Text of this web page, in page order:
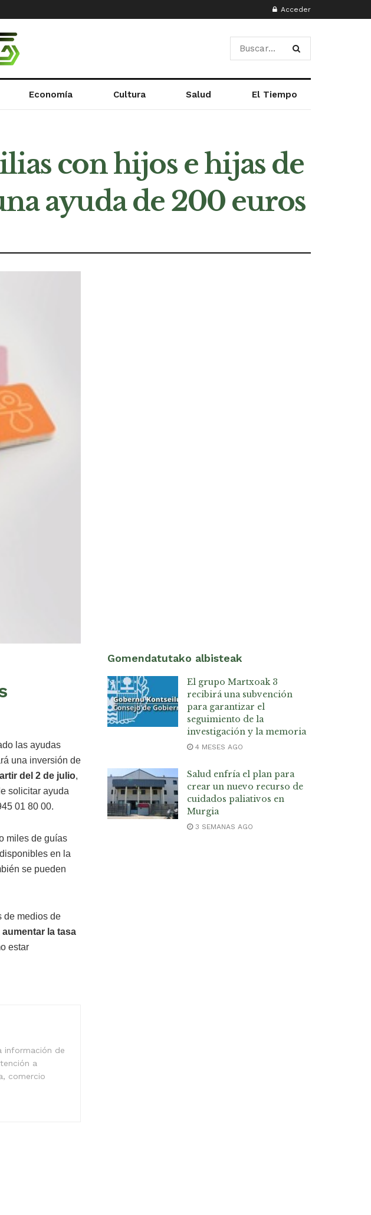
Acceder
Economía Cultura Salud El Tiempo
con hijos e hijas de
ayuda de 200 euros
las ayudas
una inversión de
del 2 de julio,
solicitar ayuda
01 80 00.
miles de guías
en la
se pueden
de medios de
aumentar la tasa
estar
información de
a
comercio
Gomendatutako albisteak
El grupo Martxoak 3
recibirá una subvención
para garantizar el
seguimiento de la
investigación y la memoria
4 MESES AGO
Salud enfría el plan para
crear un nuevo recurso de
cuidados paliativos en
Murgia
3 SEMANAS AGO